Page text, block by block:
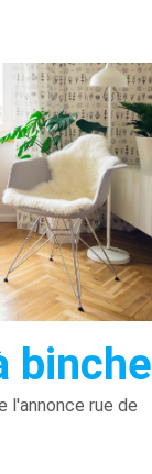
binche
l'annonce rue de